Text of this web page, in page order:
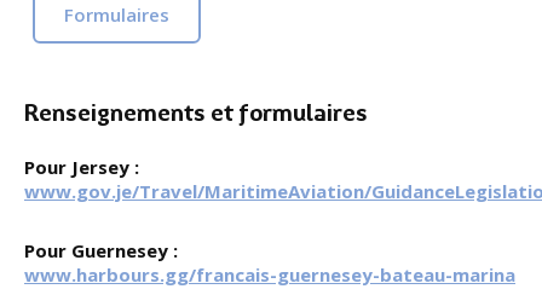
Formulaires
Renseignements et formulaires
Pour Jersey :
www.gov.je/Travel/MaritimeAviation/
Pour Guernesey :
www.harbours.gg/francais-guernesey-bateau-marina